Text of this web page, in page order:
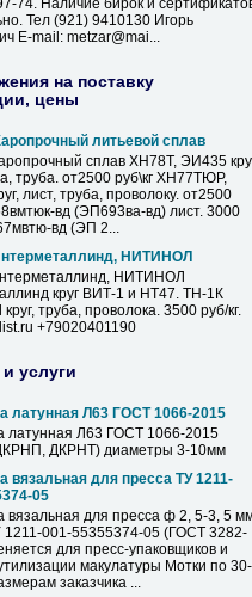
74. Наличие бирок и
Тел (921) 9410130 Игорь
E-mail: metzar@mai...
на поставку
цены
литьевой сплав
сплав ХН78Т, ЭИ435
труба. от2500 руб\кг ХН77ТЮР,
лист, труба, проволоку. от2500
вд (ЭП693ва-вд) лист. 3000
вд (ЭП 2...
НИТИНОЛ
НИТИНОЛ
круг ВИТ-1 и НТ47. ТН-1К
труба, проволока. 3500 руб/кг.
+79020401190
услуги
латунная Л63 ГОСТ 1066-2015
латунная Л63 ГОСТ 1066-2015
ДКРНТ) диаметры 3-10мм
вязальная для пресса ТУ 1211-
05
вязальная для пресса ф 2, 5-3, 5
1211-001-55355374-05 (ГОСТ 3282-
для пресс-упаковщиков и
макулатуры Мотки по 30-
заказчика ...